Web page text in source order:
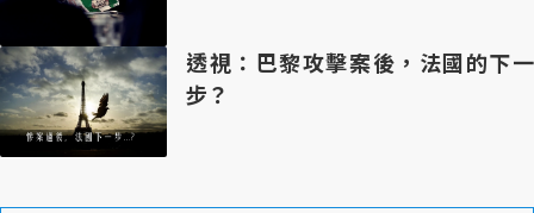
透視：巴黎攻擊案後，法國的下一
步？